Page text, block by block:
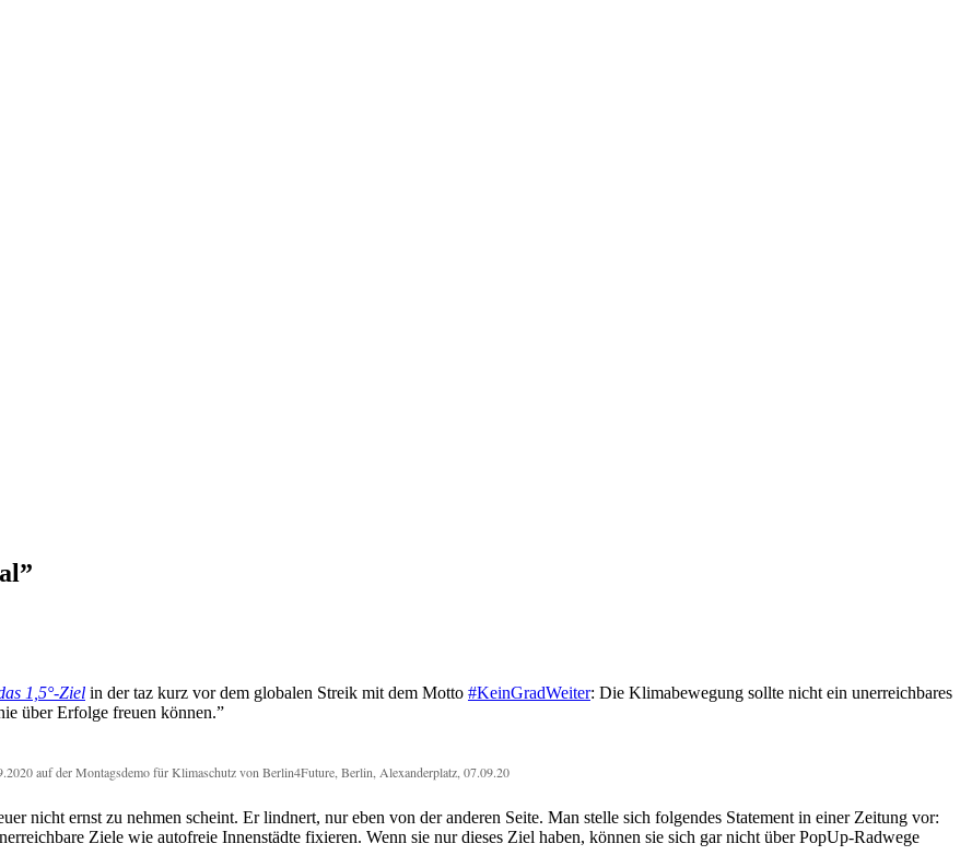
1,5°-Ziel in der taz kurz vor dem globalen Streik mit dem Motto #KeinGradWeiter: Die Klimabewegung sollte nicht ein unerreichbares
über Erfolge freuen können.”
auf der Montagsdemo für Klimaschutz von Berlin4Future, Berlin, Alexanderplatz, 07.09.20
nicht ernst zu nehmen scheint. Er lindnert, nur eben von der anderen Seite. Man stelle sich folgendes Statement in einer Zeitung vor:
Ziele wie autofreie Innenstädte fixieren. Wenn sie nur dieses Ziel haben, können sie sich gar nicht über PopUp-Radwege